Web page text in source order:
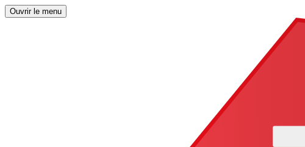
Ouvrir le menu